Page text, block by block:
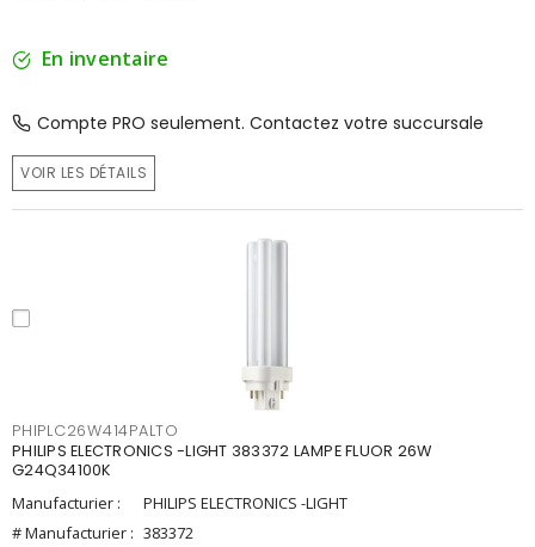
En inventaire
Compte PRO seulement. Contactez votre succursale
VOIR LES DÉTAILS
PHIPLC26W414PALTO
PHILIPS ELECTRONICS -LIGHT 383372 LAMPE FLUOR 26W
G24Q34100K
Manufacturier :
PHILIPS ELECTRONICS -LIGHT
# Manufacturier : 383372